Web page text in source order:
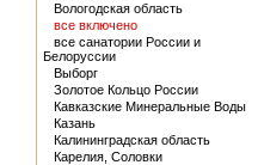
Вологодская область
все включено
все санатории России и
Белоруссии
Выборг
Золотое Кольцо России
Кавказские Минеральные Воды
Казань
Калининградская область
Карелия, Соловки